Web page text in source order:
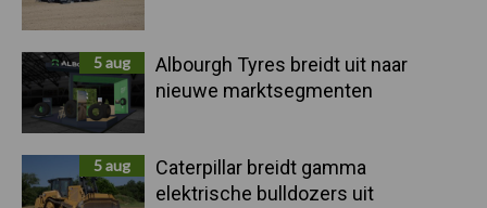
5 aug
Albourgh Tyres breidt uit naar
nieuwe marktsegmenten
5 aug
Caterpillar breidt gamma
elektrische bulldozers uit